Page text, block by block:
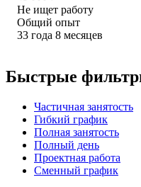
Не ищет работу
Общий опыт
33 года 8 месяцев
Быстрые
Частичная занятость
Гибкий график
Полная занятость
Полный день
Проектная работа
Сменный график